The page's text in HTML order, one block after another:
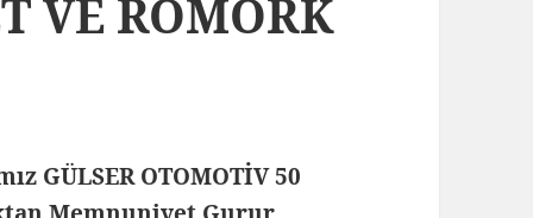
VE RÖMORK
GÜLSER OTOMOTİV 50